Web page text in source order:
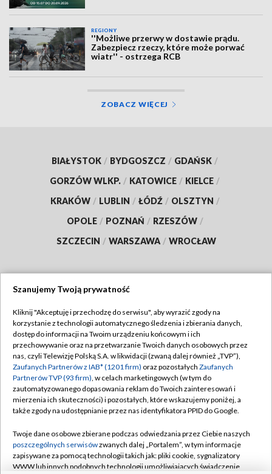
REGIONY
''Możliwe przerwy w dostawie prądu.
Zabezpiecz rzeczy, które może porwać
wiatr'' - ostrzega RCB
ZOBACZ WIĘCEJ
BIAŁYSTOK / BYDGOSZCZ / GDAŃSK /
GORZÓW WLKP. / KATOWICE / KIELCE /
KRAKÓW / LUBLIN / ŁÓDŹ / OLSZTYN /
OPOLE / POZNAŃ / RZESZÓW /
SZCZECIN / WARSZAWA / WROCŁAW
TVP
Abonament TVP
Emisja w TVP
Centrum informacji TVP
Naziemna Telewizja Cyfrowa
Rada Programowa
System NOS
Regulamin TVP
Polityka prywatności
Moje zgody
Pomoc
Kontakt
Szanujemy Twoją prywatność
Kliknij "Akceptuję i przechodzę do serwisu", aby wyrazić zgody na
korzystanie z technologii automatycznego śledzenia i zbierania danych,
dostęp do informacji na Twoim urządzeniu końcowym i ich
przechowywanie oraz na przetwarzanie Twoich danych osobowych przez
nas, czyli Telewizję Polską S.A. w likwidacji (zwaną dalej również „TVP”),
Zaufanych Partnerów z IAB* (1201 firm) oraz pozostałych Zaufanych
Partnerów TVP (93 firm), w celach marketingowych (w tym do
zautomatyzowanego dopasowania reklam do Twoich zainteresowań i
mierzenia ich skuteczności) i pozostałych, które wskazujemy poniżej, a
także zgody na udostępnianie przez nas identyfikatora PPID do Google.
Twoje dane osobowe zbierane podczas odwiedzania przez Ciebie naszych
poszczególnych serwisówzwanych dalej „Portalem”, w tym informacje
zapisywane za pomocą technologii takich jak: pliki cookie, sygnalizatory
WWW lub innych podobnych technologii umożliwiających świadczenie